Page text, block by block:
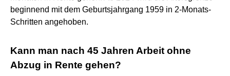
beginnend mit dem Geburtsjahrgang 1959 in 2-Monats-
Schritten angehoben.
Kann man nach 45 Jahren Arbeit ohne
Abzug in Rente gehen?